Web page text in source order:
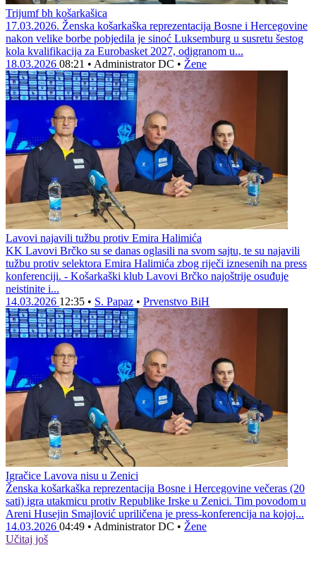
Trijumf bh košarkašica
17.03.2026. Ženska košarkaška reprezentacija Bosne i Hercegovine
nakon velike borbe pobjedila je sinoć Luksemburg u susretu šestog
kola kvalifikacija za Eurobasket 2027, odigranom u...
18.03.2026 08:21 • Administrator DC • Žene
Lavovi najavili tužbu protiv Emira Halimića
KK Lavovi Brčko su se danas oglasili na svom sajtu, te su najavili
tužbu protiv selektora Emira Halimića zbog riječi iznesenih na press
konferenciji. - Košarkaški klub Lavovi Brčko najoštrije osuđuje
neistinite i...
14.03.2026 12:35 • S. Papaz • Prvenstvo BiH
Igračice Lavova nisu u Zenici
Ženska košarkaška reprezentacija Bosne i Hercegovine večeras (20
sati) igra utakmicu protiv Republike Irske u Zenici. Tim povodom u
Areni Husejin Smajlović upriličena je press-konferencija na kojoj...
14.03.2026 04:49 • Administrator DC • Žene
Učitaj još